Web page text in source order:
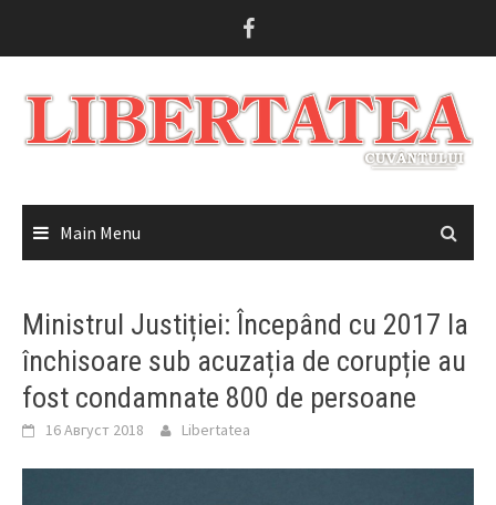
Main Menu
Ministrul Justiției: Începând cu 2017 la
închisoare sub acuzația de corupție au
fost condamnate 800 de persoane
16 Август 2018 Libertatea